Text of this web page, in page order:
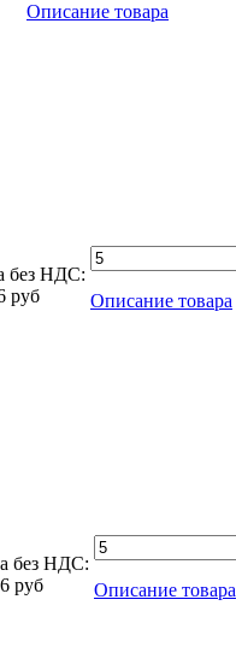
Описание товара
без НДС:
руб Описание товара
без НДС:
руб Описание товара